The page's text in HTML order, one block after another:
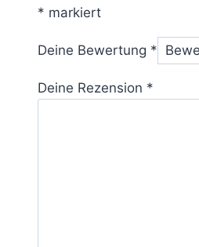
* markiert
Deine Bewertung *
Deine Rezension *